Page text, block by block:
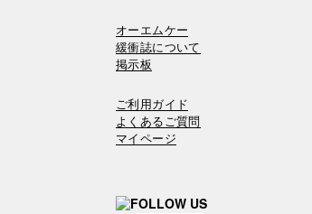
オーエムケー
緩衝誌について
掲示板
ご利用ガイド
よくあるご質問
マイページ
FOLLOW US